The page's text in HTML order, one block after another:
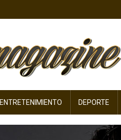
ENTRETENIMIENTO DEPORTE